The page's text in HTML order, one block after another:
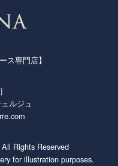
ス専門店】
ルジュ
Rights Reserved
for illustration purposes.